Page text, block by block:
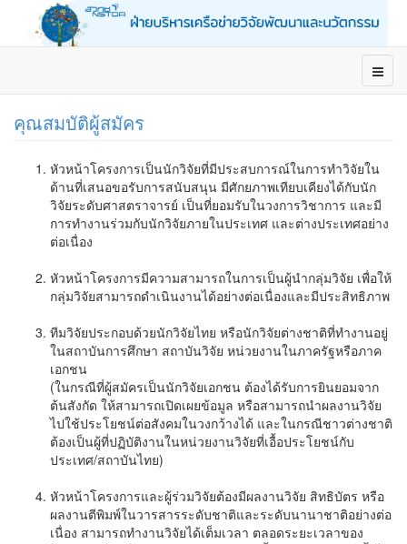
คุณสมบัติผู้สมัคร
หัวหน้าโครงการเป็นนักวิจัยที่มีประสบการณ์ในการทำวิจัยใน
ด้านที่เสนอขอรับการสนับสนุน มีศักยภาพเทียบเคียงได้กับนัก
วิจัยระดับศาสตราจารย์ เป็นที่ยอมรับในวงการวิชาการ และมี
การทำงานร่วมกับนักวิจัยภายในประเทศ และต่างประเทศอย่าง
ต่อเนื่อง
หัวหน้าโครงการมีความสามารถในการเป็นผู้นำกลุ่มวิจัย เพื่อให้
กลุ่มวิจัยสามารถดำเนินงานได้อย่างต่อเนื่องและมีประสิทธิภาพ
ทีมวิจัยประกอบด้วยนักวิจัยไทย หรือนักวิจัยต่างชาติที่ทำงานอยู่
ในสถาบันการศึกษา สถาบันวิจัย หน่วยงานในภาครัฐหรือภาค
เอกชน
(ในกรณีที่ผู้สมัครเป็นนักวิจัยเอกชน ต้องได้รับการยินยอมจาก
ต้นสังกัด ให้สามารถเปิดเผยข้อมูล หรือสามารถนำผลงานวิจัย
ไปใช้ประโยชน์ต่อสังคมในวงกว้างได้ และในกรณีชาวต่างชาติ
ต้องเป็นผู้ที่ปฏิบัติงานในหน่วยงานวิจัยที่เอื้อประโยชน์กับ
ประเทศ/สถาบันไทย)
หัวหน้าโครงการและผู้ร่วมวิจัยต้องมีผลงานวิจัย สิทธิบัตร หรือ
ผลงานตีพิมพ์ในวารสารระดับชาติและระดับนานาชาติอย่างต่อ
เนื่อง สามารถทำงานวิจัยได้เต็มเวลา ตลอดระยะเวลาของ